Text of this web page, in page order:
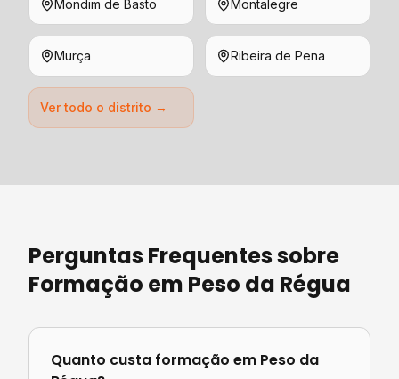
Mondim de Basto Montalegre
Murça Ribeira de Pena
Ver todo o distrito →
Perguntas Frequentes sobre
Formação em Peso da Régua
Quanto custa formação em Peso da